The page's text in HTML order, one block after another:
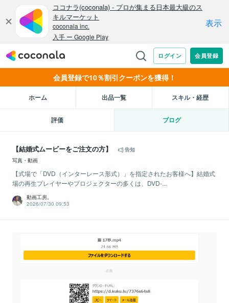
会員登録で10％割引クーポンを獲得！
ホーム 出品一覧 スキル・経歴
評価 ブログ
【結婚式ムービーをご注文の方】
告知
写真・動画
【式場で「DVD（インターレース形式）」を指定されたお客様へ】結婚式
場の再生プレイヤーやプロジェクターの多くは、DVD-...
動画工房。
2026/07/30 09:53